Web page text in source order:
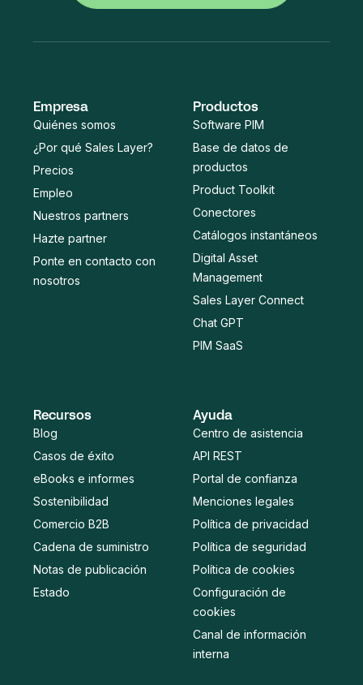
Empresa
Quiénes somos
¿Por qué Sales Layer?
Precios
Empleo
Nuestros partners
Hazte partner
Ponte en contacto con
nosotros
Productos
Software PIM
Base de datos de
productos
Product Toolkit
Conectores
Catálogos instantáneos
Digital Asset
Management
Sales Layer Connect
Chat GPT
PIM SaaS
Recursos
Blog
Casos de éxito
eBooks e informes
Sostenibilidad
Comercio B2B
Cadena de suministro
Notas de publicación
Estado
Ayuda
Centro de asistencia
API REST
Portal de confianza
Menciones legales
Política de privacidad
Política de seguridad
Política de cookies
Configuración de
cookies
Canal de información
interna